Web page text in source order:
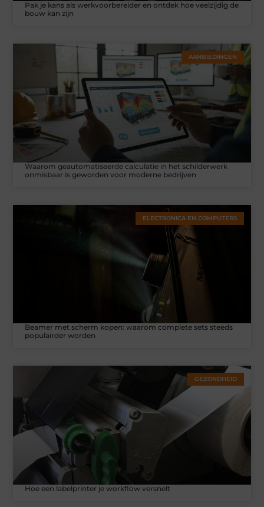
Pak je kans als werkvoorbereider en ontdek hoe veelzijdig de
bouw kan zijn
AANBIEDINGEN
Waarom geautomatiseerde calculatie in het schilderwerk
onmisbaar is geworden voor moderne bedrijven
ELECTRONICA EN COMPUTERS
Beamer met scherm kopen: waarom complete sets steeds
populairder worden
GEZONDHEID
Hoe een labelprinter je workflow versnelt